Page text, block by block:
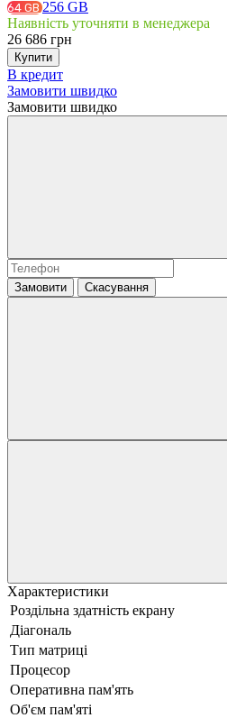
64 GB256 GB
Наявність уточняти в менеджера
26 686 грн
Купити
В кредит
Замовити швидко
Замовити швидко
Замовити Скасування
Характеристики
Роздільна здатність екрану
Діагональ
Тип матриці
Процесор
Оперативна пам'ять
Об'єм пам'яті